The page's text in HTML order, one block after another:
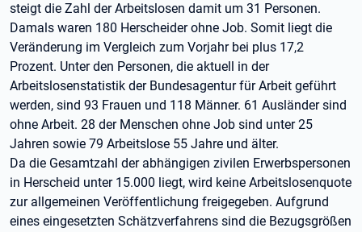
steigt die Zahl der Arbeitslosen damit um 31 Personen.
Damals waren 180 Herscheider ohne Job. Somit liegt die
Veränderung im Vergleich zum Vorjahr bei plus 17,2
Prozent. Unter den Personen, die aktuell in der
Arbeitslosenstatistik der Bundesagentur für Arbeit geführt
werden, sind 93 Frauen und 118 Männer. 61 Ausländer sind
ohne Arbeit. 28 der Menschen ohne Job sind unter 25
Jahren sowie 79 Arbeitslose 55 Jahre und älter.
Da die Gesamtzahl der abhängigen zivilen Erwerbspersonen
in Herscheid unter 15.000 liegt, wird keine Arbeitslosenquote
zur allgemeinen Veröffentlichung freigegeben. Aufgrund
eines eingesetzten Schätzverfahrens sind die Bezugsgrößen